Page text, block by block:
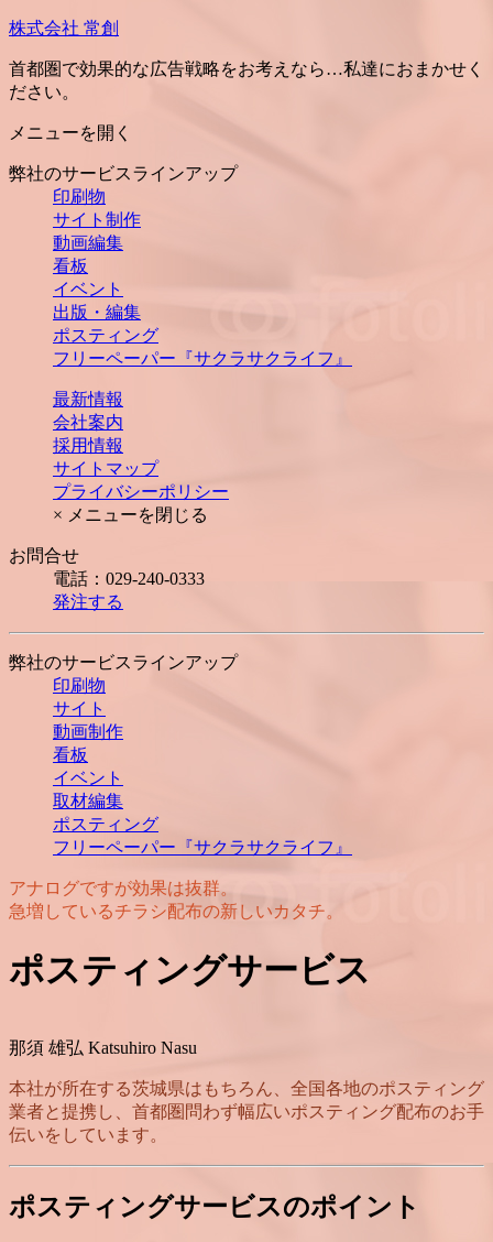
株式会社 常創
首都圏で効果的な広告戦略をお考えなら…私達におまかせく
ださい。
メニューを開く
弊社のサービスラインアップ
印刷物
サイト制作
動画編集
看板
イベント
出版・編集
ポスティング
フリーペーパー『サクラサクライフ』
最新情報
会社案内
採用情報
サイトマップ
プライバシーポリシー
× メニューを閉じる
お問合せ
電話：029-240-0333
発注する
弊社のサービスラインアップ
印刷物
サイト
動画制作
看板
イベント
取材編集
ポスティング
フリーペーパー『サクラサクライフ』
アナログですが効果は抜群。
急増しているチラシ配布の新しいカタチ。
ポスティングサービス
那須 雄弘 Katsuhiro Nasu
本社が所在する茨城県はもちろん、全国各地のポスティング
業者と提携し、首都圏問わず幅広いポスティング配布のお手
伝いをしています。
ポスティングサービスのポイント